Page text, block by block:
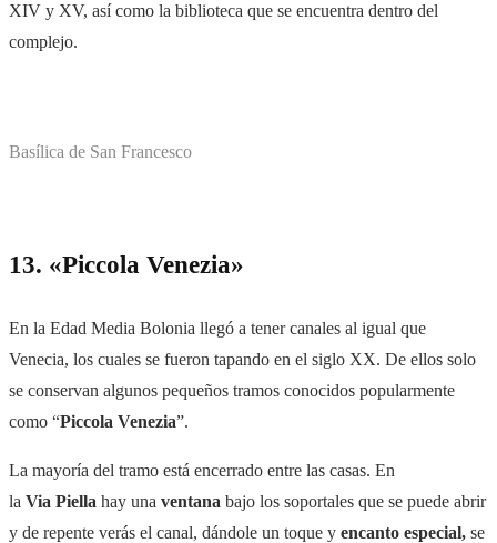
XIV y XV, así como la biblioteca que se encuentra dentro del
complejo.
Basílica de San Francesco
13. «Piccola Venezia»
En la Edad Media Bolonia llegó a tener canales al igual que
Venecia, los cuales se fueron tapando en el siglo XX. De ellos solo
se conservan algunos pequeños tramos conocidos popularmente
como “Piccola Venezia”.
La mayoría del tramo está encerrado entre las casas. En
la Via Piella hay una ventana bajo los soportales que se puede abrir
y de repente verás el canal, dándole un toque y encanto especial, se